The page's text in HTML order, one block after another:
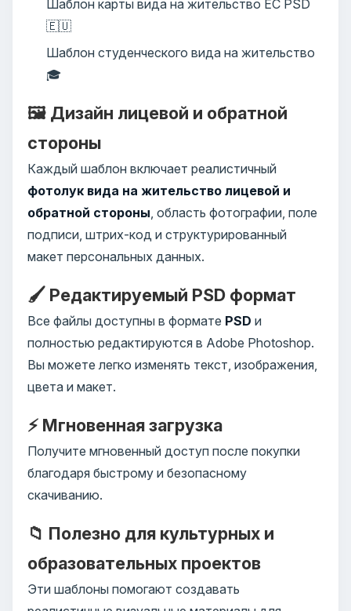
Шаблон карты вида на жительство ЕС PSD
🇪🇺
Шаблон студенческого вида на жительство
🎓
🖼️ Дизайн лицевой и обратной
стороны
Каждый шаблон включает реалистичный
фотолук вида на жительство лицевой и
обратной стороны , область фотографии, поле
подписи, штрих-код и структурированный
макет персональных данных.
🖌️ Редактируемый PSD формат
Все файлы доступны в формате PSD и
полностью редактируются в Adobe Photoshop.
Вы можете легко изменять текст, изображения,
цвета и макет.
⚡ Мгновенная загрузка
Получите мгновенный доступ после покупки
благодаря быстрому и безопасному
скачиванию.
📁 Полезно для культурных и
образовательных проектов
Эти шаблоны помогают создавать